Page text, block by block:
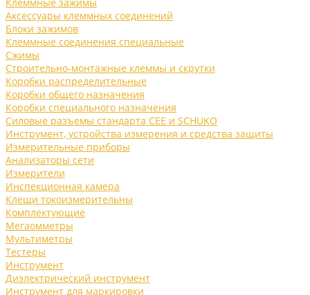
Аксессуары клеммных соединений
Блоки зажимов
Клеммные соединения специальные
Сжимы
Строительно-монтажные клеммы и скрутки
Коробки распределительные
Коробки общего назначения
Коробки специального назначения
Силовые разъемы стандарта CEE и SCHUKO
Инструмент, устройства измерения и средства защиты
Измерительные приборы
Анализаторы сети
Измерители
Инспекционная камера
Клещи токоизмерительны
Комплектующие
Мегаомметры
Мультиметры
Тестеры
Инструмент
Диэлектрический инструмент
Инструмент для маркировки